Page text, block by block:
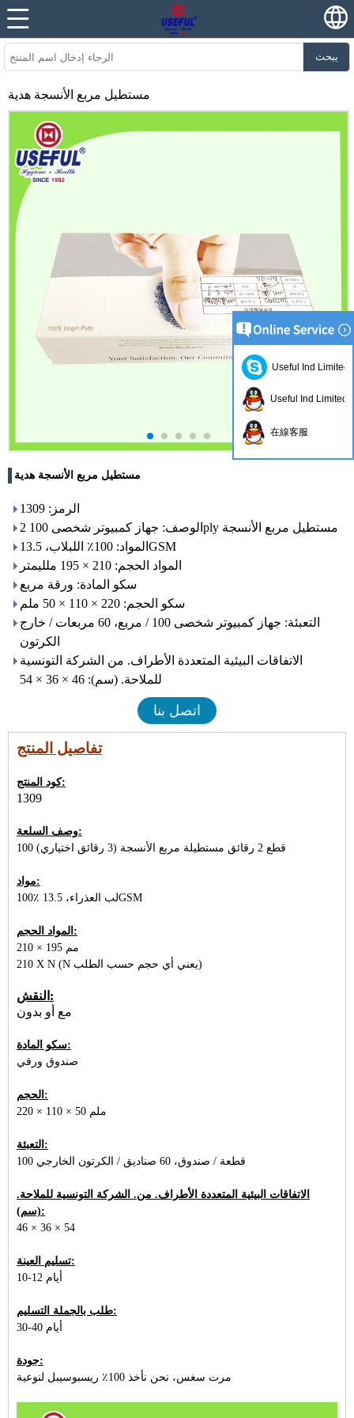
يبحث
مستطيل مربع الأنسجة هدية
مستطيل مربع الأنسجة هدية
الرمز: 1309
الوصف: جهاز كمبيوتر شخصى 100 2ply مستطيل مربع الأنسجة
المواد: 100٪ اللبلاب، 13.5GSM
المواد الحجم: 210 × 195 ملليمتر
سكو المادة: ورقة مربع
سكو الحجم: 220 × 110 × 50 ملم
التعبئة: جهاز كمبيوتر شخصى 100 / مربع، 60 مربعات / خارج
الكرتون
الاتفاقات البيئية المتعددة الأطراف. من الشركة التونسية
للملاحة. (سم): 46 × 36 × 54
اتصل بنا
تفاصيل المنتج
كود المنتج:
1309
وصف السلعة:
100 قطع 2 رقائق مستطيلة مربع الأنسجة (3 رقائق اختياري)
مواد:
100٪ لب العذراء، 13.5GSM
المواد الحجم:
210 × 195 مم
210 X N (N يعني أي حجم حسب الطلب)
النقش:
مع أو بدون
سكو المادة:
صندوق ورقي
الحجم:
220 × 110 × 50 ملم
التعبئة:
100 قطعة / صندوق، 60 صناديق / الكرتون الخارجي
الاتفاقات البيئية المتعددة الأطراف. من. الشركة التونسية للملاحة.
(سم):
46 × 36 × 54
تسليم العينة:
طلب بالجملة التسليم:
30-40 أيام
جودة:
مرت سغس، نحن نأخذ 100٪ ريسبوسيبل لنوعية
Useful Ind Limited
Useful Ind Limited
在線客服